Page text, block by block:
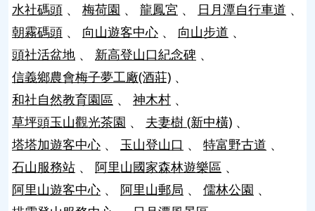
水社碼頭 梅荷園 龍鳳宮
日月潭自行車道
朝霧碼頭
向山遊客中心
向山步道
頭社活盆地
新高登山口紀念碑
信義鄉農會梅子夢工廠(酒莊)
和社自然教育園區
神木村
草坪頭玉山觀光茶園
夫妻樹 (新中橫)
塔塔加遊客中心
玉山登山口
特富野古道
石山服務站
阿里山國家森林遊樂區
阿里山遊客中心
阿里山郵局
儒林公園